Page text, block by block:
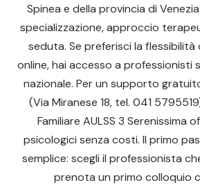
Spinea e della provincia di
specializzazione, approccio
seduta. Se preferisci la flessibilità
online, hai accesso a
nazionale. Per un supporto
(Via Miranese 18, tel. 041
Familiare AULSS 3 Serenissima
psicologici senza costi. Il primo
semplice: scegli il professionista
prenota un primo colloquio